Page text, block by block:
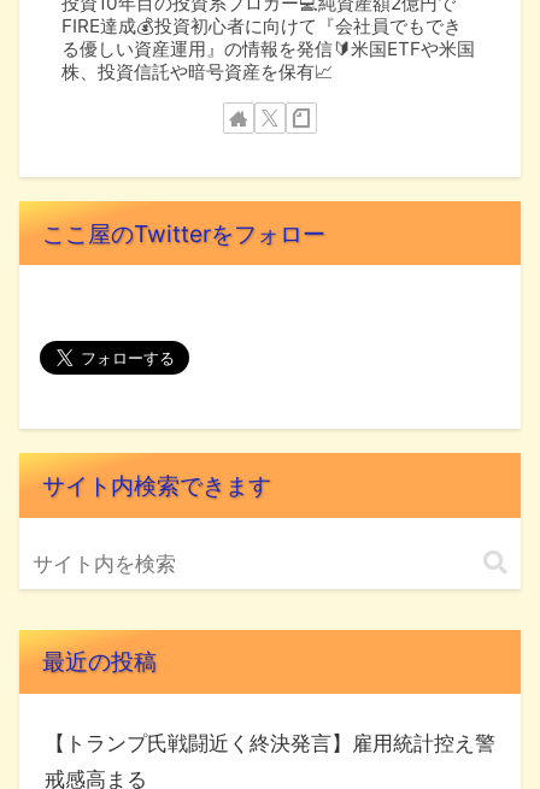
FIRE達成💰投資初心者に向けて『会社員でもでき
る優しい資産運用』の情報を発信🔰米国ETFや米国
株、投資信託や暗号資産を保有📈
ここ屋のTwitterをフォロー
サイト内検索できます
最近の投稿
【トランプ氏戦闘近く終決発言】雇用統計控え警
戒感高まる